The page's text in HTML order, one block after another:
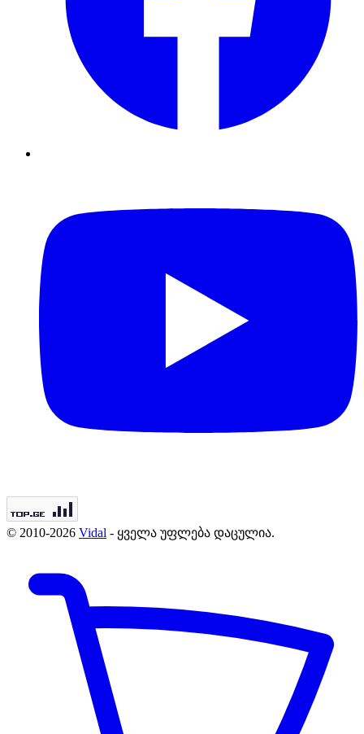
© 2010-2026 Vidal - ყველა უფლება დაცულია.